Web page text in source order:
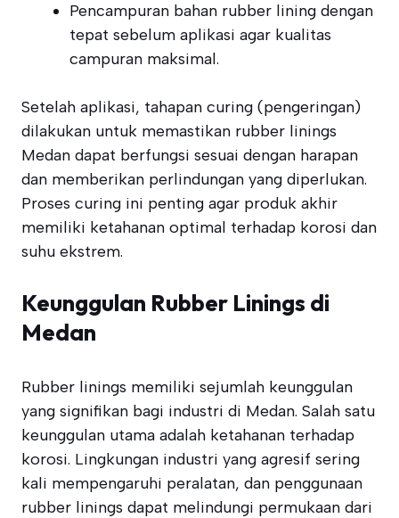
Pencampuran bahan rubber lining dengan
tepat sebelum aplikasi agar kualitas
campuran maksimal.
Setelah aplikasi, tahapan curing (pengeringan)
dilakukan untuk memastikan rubber linings
Medan dapat berfungsi sesuai dengan harapan
dan memberikan perlindungan yang diperlukan.
Proses curing ini penting agar produk akhir
memiliki ketahanan optimal terhadap korosi dan
suhu ekstrem.
Keunggulan Rubber Linings di
Medan
Rubber linings memiliki sejumlah keunggulan
yang signifikan bagi industri di Medan. Salah satu
keunggulan utama adalah ketahanan terhadap
korosi. Lingkungan industri yang agresif sering
kali mempengaruhi peralatan, dan penggunaan
rubber linings dapat melindungi permukaan dari